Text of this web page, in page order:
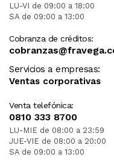
LU-VI de 09:00 a 18:00
SA de 09:00 a 13:00
Cobranza de créditos:
Servicios a empresas:
Ventas corporativas
Venta telefónica:
0810 333 8700
LU-MIE de 08:00 a 23:59
JUE-VIE de 08:00 a 20:00
SA de 09:00 a 13:00